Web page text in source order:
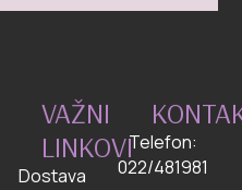
VAŽNI
LINKOVI
Dostava
Telefon:
022/481981